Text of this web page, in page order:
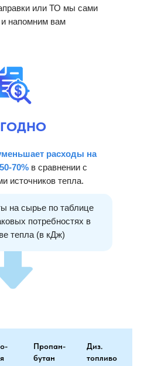
расходы на
70% в сравнении с
источников тепла.
на сырье по таблице
потребностях в
тепла (в кДж)
или ТО мы сами
и напомним вам
Пропан-
бутан
Диз.
топливо